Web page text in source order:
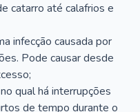
catarro até calafrios e
infecção causada por
Pode causar desde
qual há interrupções
de tempo durante o